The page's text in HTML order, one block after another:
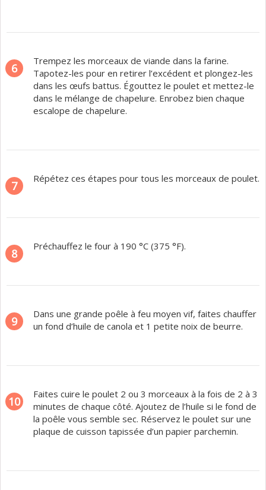
6
Trempez les morceaux de viande dans la farine.
Tapotez-les pour en retirer l’excédent et plongez-les
dans les œufs battus. Égouttez le poulet et mettez-le
dans le mélange de chapelure. Enrobez bien chaque
escalope de chapelure.
7
Répétez ces étapes pour tous les morceaux de poulet.
8
Préchauffez le four à 190 °C (375 °F).
9
Dans une grande poêle à feu moyen vif, faites chauffer
un fond d’huile de canola et 1 petite noix de beurre.
10
Faites cuire le poulet 2 ou 3 morceaux à la fois de 2 à 3
minutes de chaque côté. Ajoutez de l’huile si le fond de
la poêle vous semble sec. Réservez le poulet sur une
plaque de cuisson tapissée d’un papier parchemin.